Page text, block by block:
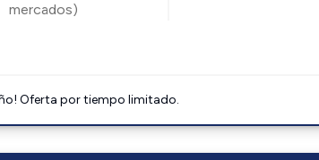
mercados)
Oferta por tiempo limitado.